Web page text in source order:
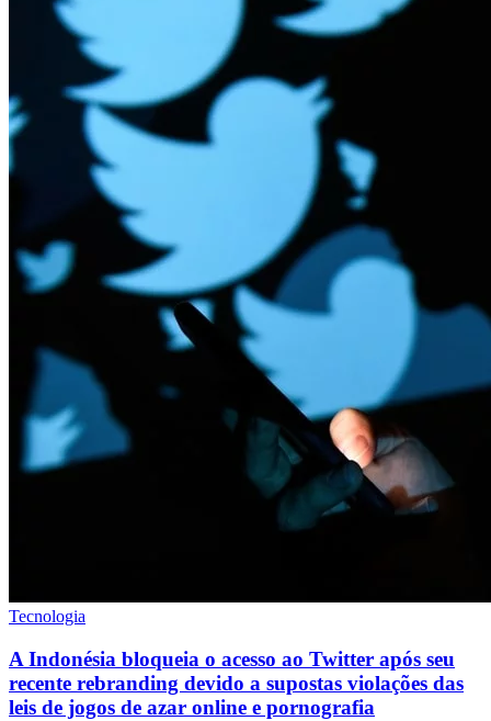
Tecnologia
A Indonésia bloqueia o acesso ao Twitter após seu
recente rebranding devido a supostas violações das
leis de jogos de azar online e pornografia